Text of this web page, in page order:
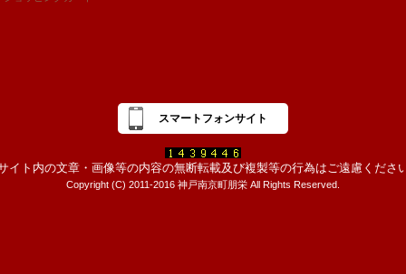
スマートフォンサイト
イト内の文章・画像等の内容の無断転載及び複製等の行為はご遠慮くださ
Copyright (C) 2011-2016 神戸南京町朋栄 All Rights Reserved.